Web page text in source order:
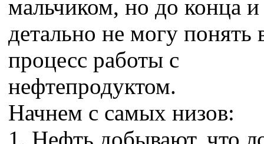
мальчиком, но до конца и
детально не могу понять
процесс работы с
нефтепродуктом.
Начнем с самых низов:
1. Нефть добывают, что